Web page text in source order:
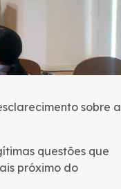
sobre a
questões que
próximo do